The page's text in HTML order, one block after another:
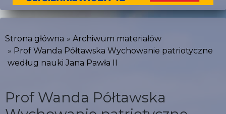
Strona główna
Archiwum materiałów
Prof Wanda Półtawska Wychowanie patriotyczne
według nauki Jana Pawła II
Prof Wanda Półtawska